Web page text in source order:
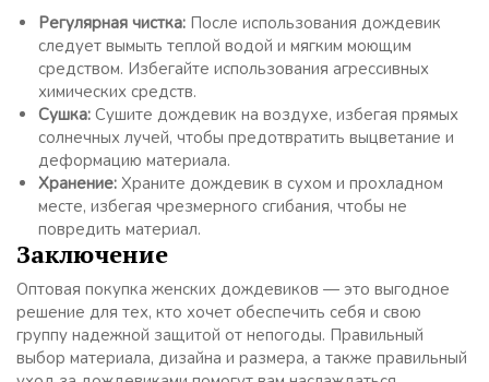
Регулярная чистка: После использования дождевик
следует вымыть теплой водой и мягким моющим
средством. Избегайте использования агрессивных
химических средств.
Сушка: Сушите дождевик на воздухе, избегая прямых
солнечных лучей, чтобы предотвратить выцветание и
деформацию материала.
Хранение: Храните дождевик в сухом и прохладном
месте, избегая чрезмерного сгибания, чтобы не
повредить материал.
Заключение
Оптовая покупка женских дождевиков — это выгодное
решение для тех, кто хочет обеспечить себя и свою
группу надежной защитой от непогоды. Правильный
выбор материала, дизайна и размера, а также правильный